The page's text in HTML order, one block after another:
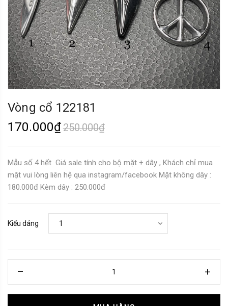
Vòng cổ 122181
170.000₫250.000₫
Mẫu số 4 hết Giá sale tính cho bộ mặt + dây , Khách chỉ mua
mặt vui lòng liên hệ qua instagram/facebook Mặt không dây :
180.000đ Kèm dây : 250.000đ
Kiểu dáng